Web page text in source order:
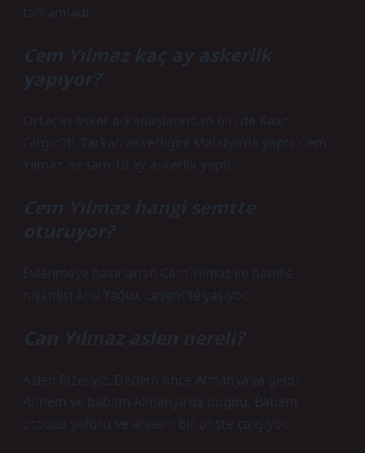
tamamladı.
Cem Yılmaz kaç ay askerlik
yapıyor?
Ortaç’ın asker arkadaşlarından biri de Kaan
Girgin’di. Tarkan askerliğini Malatya’da yaptı. Cem
Yılmaz ise tam 18 ay askerlik yaptı.
Cem Yılmaz hangi semtte
oturuyor?
Evlenmeye hazırlanan Cem Yılmaz ile hamile
nişanlısı Ahu Yağtu, Levent’te yaşıyor.
Can Yılmaz aslen nereli?
Aslen Rizeliyiz. Dedem önce Almanya’ya geldi.
Annem ve babam Almanya’da doğdu. Babam
otobüs şoförü ve annem bir ofiste çalışıyor.